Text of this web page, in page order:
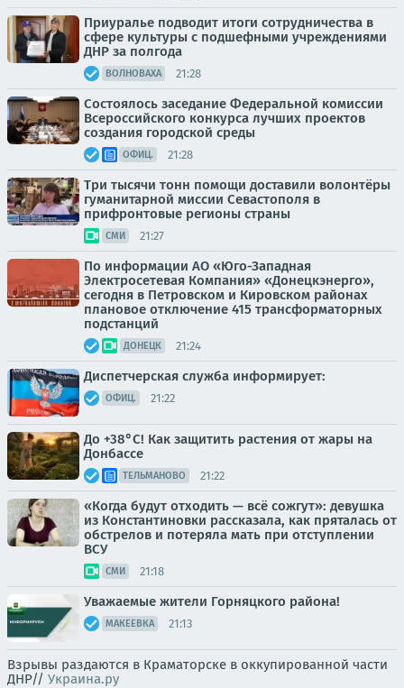
Приуралье подводит итоги сотрудничества в
сфере культуры с подшефными учреждениями
ДНР за полгода
ВОЛНОВАХА 21:28
Состоялось заседание Федеральной комиссии
Всероссийского конкурса лучших проектов
создания городской среды
ОФИЦ. 21:28
Три тысячи тонн помощи доставили волонтёры
гуманитарной миссии Севастополя в
прифронтовые регионы страны
СМИ 21:27
По информации АО «Юго-Западная
Электросетевая Компания» «Донецкэнерго»,
сегодня в Петровском и Кировском районах
плановое отключение 415 трансформаторных
подстанций
ДОНЕЦК 21:24
Диспетчерская служба информирует:
ОФИЦ. 21:22
До +38°С! Как защитить растения от жары на
Донбассе
ТЕЛЬМАНОВО 21:22
«Когда будут отходить — всё сожгут»: девушка
из Константиновки рассказала, как пряталась от
обстрелов и потеряла мать при отступлении
ВСУ
СМИ 21:18
Уважаемые жители Горняцкого района!
МАКЕЕВКА 21:13
Взрывы раздаются в Краматорске в оккупированной части
ДНР// Украина.ру